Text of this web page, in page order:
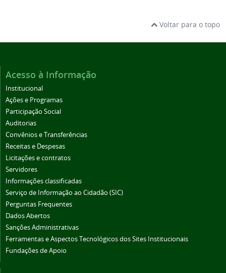
Voltar para o topo
Acesso à Informação
Institucional
Ações e Programas
Participação Social
Auditorias
Convênios e Transferências
Receitas e Despesas
Licitações e contratos
Servidores
Informações classificadas
Serviço de Informação ao Cidadão (SIC)
Perguntas Frequentes
Dados Abertos
Sanções Administrativas
Ferramentas e Aspectos Tecnológicos dos Sites Institucionais
Fundações de Apoio